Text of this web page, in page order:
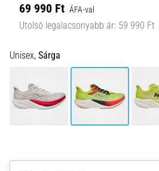
egészségügyi
probléma,
a…
2026.08.06.
•
párnázással
69 990 Ft ÁFA-val
Utolsó legalacsonyabb ár: 59 990 Ft
Unisex, Sárga